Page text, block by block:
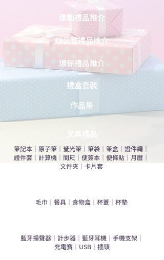
運動禮品推介
辦公室禮品推介
環保禮品推介
禮盒套裝
作品集
​文具禮品
筆記本 ｜ 原子筆 ｜ 螢光筆 ｜ 筆袋 ｜ 筆盒 ｜ 證件繩 ｜
證件套 ｜ 計算機 ｜ 間尺 ｜ 便簽本 ｜ 便條貼 ｜ 月曆 ｜
文件夾 ｜ 卡片套
​毛巾 ｜ 餐具 ｜ 食物盒 ｜ 杯蓋 ｜ 杯墊
​藍牙揚聲器 ｜ 計步器 ｜ 藍牙耳機 ｜ 手機支架 ｜
充電寶 ｜ USB ｜ 插頭